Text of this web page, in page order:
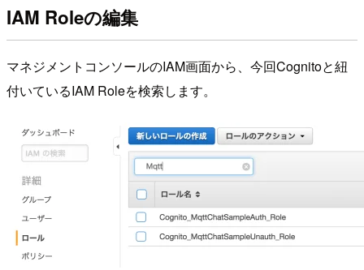
IAM Roleの編集
マネジメントコンソールのIAM画面から、今回Cognitoと紐
付いているIAM Roleを検索します。